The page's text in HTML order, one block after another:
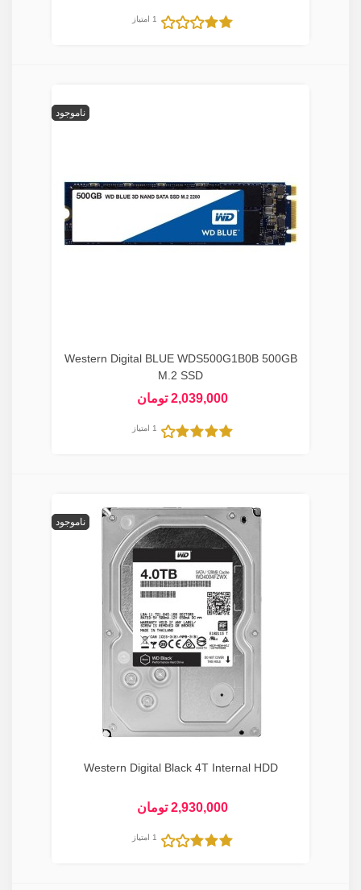
1 امتیاز
ناموجود
Western Digital BLUE WDS500G1B0B 500GB
M.2 SSD
2,039,000 تومان
1 امتیاز
ناموجود
Western Digital Black 4T Internal HDD
2,930,000 تومان
1 امتیاز